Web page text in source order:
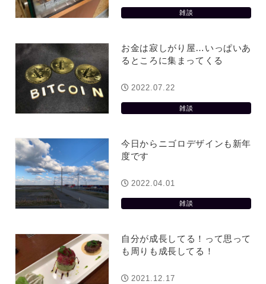
雑談
お金は寂しがり屋…いっぱいあ
るところに集まってくる
雑談
2022.07.22
今日からニゴロデザインも新年
度です
雑談
2022.04.01
自分が成長してる！って思って
も周りも成長してる！
2021.12.17